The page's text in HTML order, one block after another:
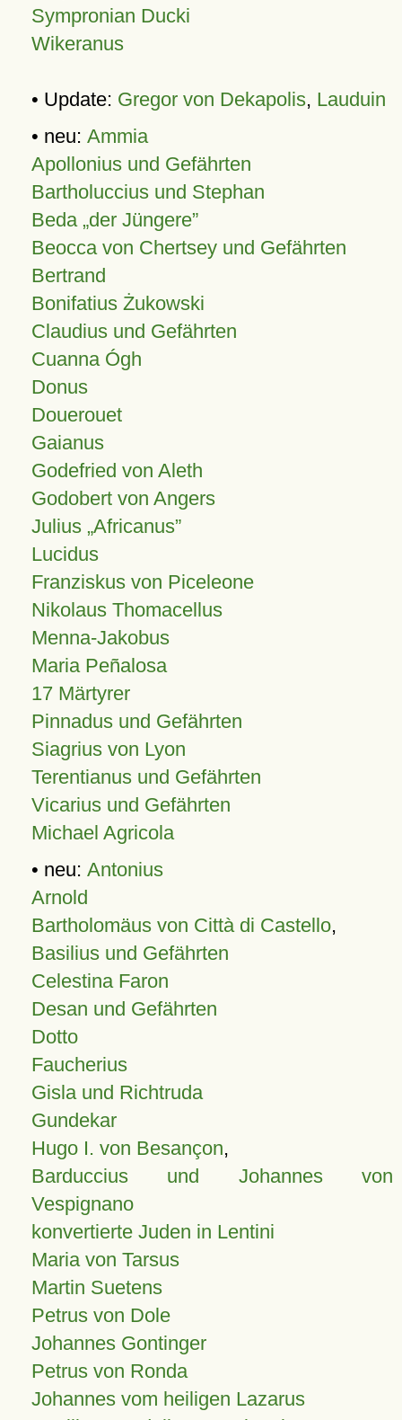
Sympronian Ducki
Wikeranus
• Update: Gregor von Dekapolis, Lauduin
• neu: Ammia
Apollonius und Gefährten
Bartholuccius und Stephan
Beda „der Jüngere”
Beocca von Chertsey und Gefährten
Bertrand
Bonifatius Żukowski
Claudius und Gefährten
Cuanna Ógh
Donus
Douerouet
Gaianus
Godefried von Aleth
Godobert von Angers
Julius Africanus
Lucidus
Franziskus von Piceleone
Nikolaus Thomacellus
Menna-Jakobus
Maria Peñalosa
17 Märtyrer
Pinnadus und Gefährten
Siagrius von Lyon
Terentianus und Gefährten
Vicarius und Gefährten
Michael Agricola
• neu: Antonius
Arnold
Bartholomäus von Città di Castello,
Basilius und Gefährten
Celestina Faron
Desan und Gefährten
Dotto
Faucherius
Gisla und Richtruda
Gundekar
Hugo I. von Besançon,
Barduccius und Johannes von
Vespignano
konvertierte Juden in Lentini
Maria von Tarsus
Martin Suetens
Petrus von Dole
Johannes Gontinger
Petrus von Ronda
Johannes vom heiligen Lazarus